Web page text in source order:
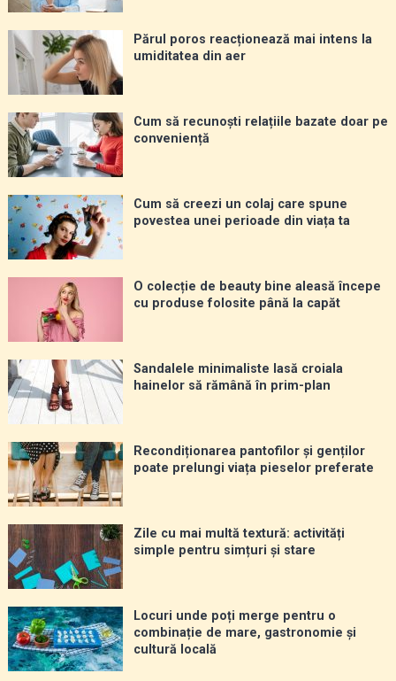
Părul poros reacționează mai intens la
umiditatea din aer
Cum să recunoști relațiile bazate doar pe
conveniență
Cum să creezi un colaj care spune
povestea unei perioade din viața ta
O colecție de beauty bine aleasă începe
cu produse folosite până la capăt
Sandalele minimaliste lasă croiala
hainelor să rămână în prim-plan
Recondiționarea pantofilor și genților
poate prelungi viața pieselor preferate
Zile cu mai multă textură: activități
simple pentru simțuri și stare
Locuri unde poți merge pentru o
combinație de mare, gastronomie și
cultură locală